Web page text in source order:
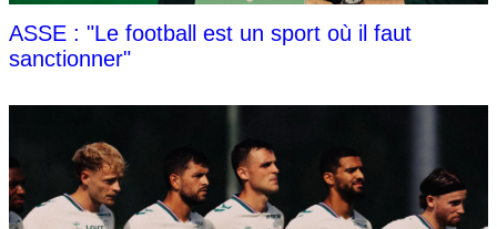
ASSE : "Le football est un sport où il faut
sanctionner"